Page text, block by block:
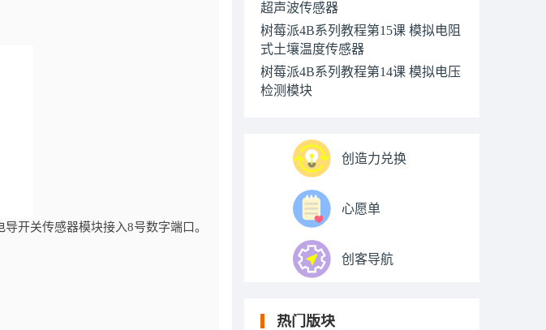
开关传感器模块接入8号数字端口。
超声波传感器
树莓派4B系列教程第15课 模拟电阻
式土壤温度传感器
树莓派4B系列教程第14课 模拟电压
检测模块
创造力兑换
心愿单
创客导航
热门版块